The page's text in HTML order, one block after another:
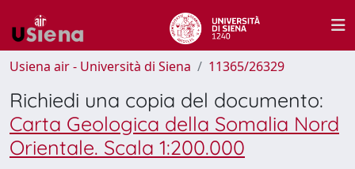
Usiena air - Università di Siena 11365/26329
Richiedi una copia del documento:
Carta Geologica della Somalia Nord
Orientale. Scala 1:200.000